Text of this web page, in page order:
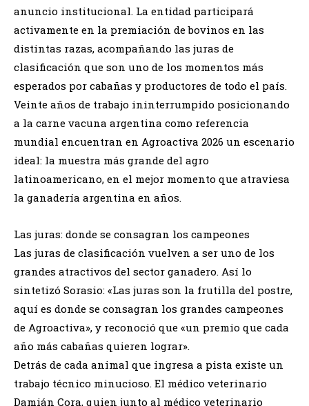
anuncio institucional. La entidad participará
activamente en la premiación de bovinos en las
distintas razas, acompañando las juras de
clasificación que son uno de los momentos más
esperados por cabañas y productores de todo el país.
Veinte años de trabajo ininterrumpido posicionando
a la carne vacuna argentina como referencia
mundial encuentran en Agroactiva 2026 un escenario
ideal: la muestra más grande del agro
latinoamericano, en el mejor momento que atraviesa
la ganadería argentina en años.
Las juras: donde se consagran los campeones
Las juras de clasificación vuelven a ser uno de los
grandes atractivos del sector ganadero. Así lo
sintetizó Sorasio: «Las juras son la frutilla del postre,
aquí es donde se consagran los grandes campeones
de Agroactiva», y reconoció que «un premio que cada
año más cabañas quieren lograr».
Detrás de cada animal que ingresa a pista existe un
trabajo técnico minucioso. El médico veterinario
Damián Cora, quien junto al médico veterinario